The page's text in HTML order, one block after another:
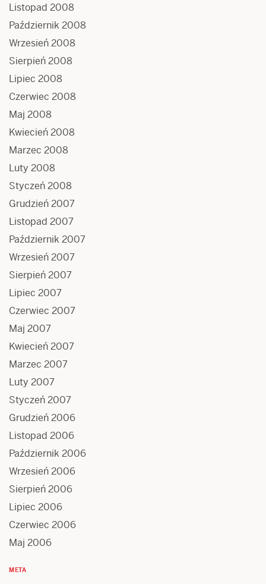
Listopad 2008
Październik 2008
Wrzesień 2008
Sierpień 2008
Lipiec 2008
Czerwiec 2008
Maj 2008
Kwiecień 2008
Marzec 2008
Luty 2008
Styczeń 2008
Grudzień 2007
Listopad 2007
Październik 2007
Wrzesień 2007
Sierpień 2007
Lipiec 2007
Czerwiec 2007
Maj 2007
Kwiecień 2007
Marzec 2007
Luty 2007
Styczeń 2007
Grudzień 2006
Listopad 2006
Październik 2006
Wrzesień 2006
Sierpień 2006
Lipiec 2006
Czerwiec 2006
Maj 2006
META